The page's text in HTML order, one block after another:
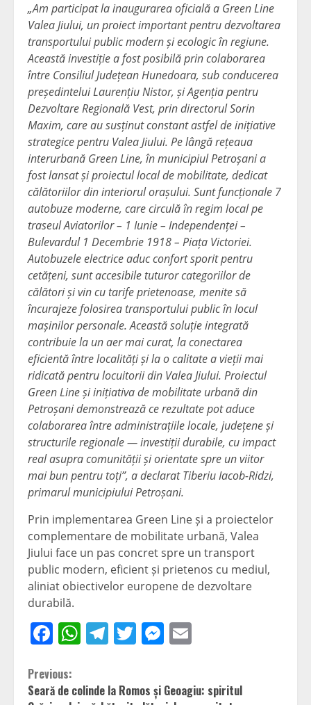
„Am participat la inaugurarea oficială a Green Line
Valea Jiului, un proiect important pentru dezvoltarea
transportului public modern și ecologic în regiune.
Această investiție a fost posibilă prin colaborarea
între Consiliul Județean Hunedoara, sub conducerea
președintelui Laurențiu Nistor, și Agenția pentru
Dezvoltare Regională Vest, prin directorul Sorin
Maxim, care au susținut constant astfel de inițiative
strategice pentru Valea Jiului. Pe lângă rețeaua
interurbană Green Line, în municipiul Petroșani a
fost lansat și proiectul local de mobilitate, dedicat
călătoriilor din interiorul orașului. Sunt funcționale 7
autobuze moderne, care circulă în regim local pe
traseul Aviatorilor – 1 Iunie – Independenței –
Bulevardul 1 Decembrie 1918 – Piața Victoriei.
Autobuzele electrice aduc confort sporit pentru
cetățeni, sunt accesibile tuturor categoriilor de
călători și vin cu tarife prietenoase, menite să
încurajeze folosirea transportului public în locul
mașinilor personale. Această soluție integrată
contribuie la un aer mai curat, la conectarea
eficientă între localități și la o calitate a vieții mai
ridicată pentru locuitorii din Valea Jiului. Proiectul
Green Line și inițiativa de mobilitate urbană din
Petroșani demonstrează ce rezultate pot aduce
colaborarea între administrațiile locale, județene și
structurile regionale — investiții durabile, cu impact
real asupra comunității și orientate spre un viitor
mai bun pentru toți”, a declarat Tiberiu Iacob-Ridzi,
primarul municipiului Petroșani.
Prin implementarea Green Line și a proiectelor
complementare de mobilitate urbană, Valea
Jiului face un pas concret spre un transport
public modern, eficient și prietenos cu mediul,
aliniat obiectivelor europene de dezvoltare
durabilă.
Facebook
WhatsApp
Telegram
TwitterMessenger
Continue
Previous:
Seară de colinde la Romos și Geoagiu: spiritul